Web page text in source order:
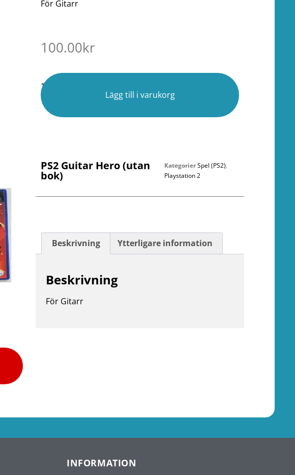
För Gitarr
100.00kr
1 i lager
Lägg till i varukorg
PS2 Guitar Hero (utan
bok)
KategorierSpel (PS2),
Playstation 2
Beskrivning Ytterligare information
Beskrivning
För Gitarr
INFORMATION